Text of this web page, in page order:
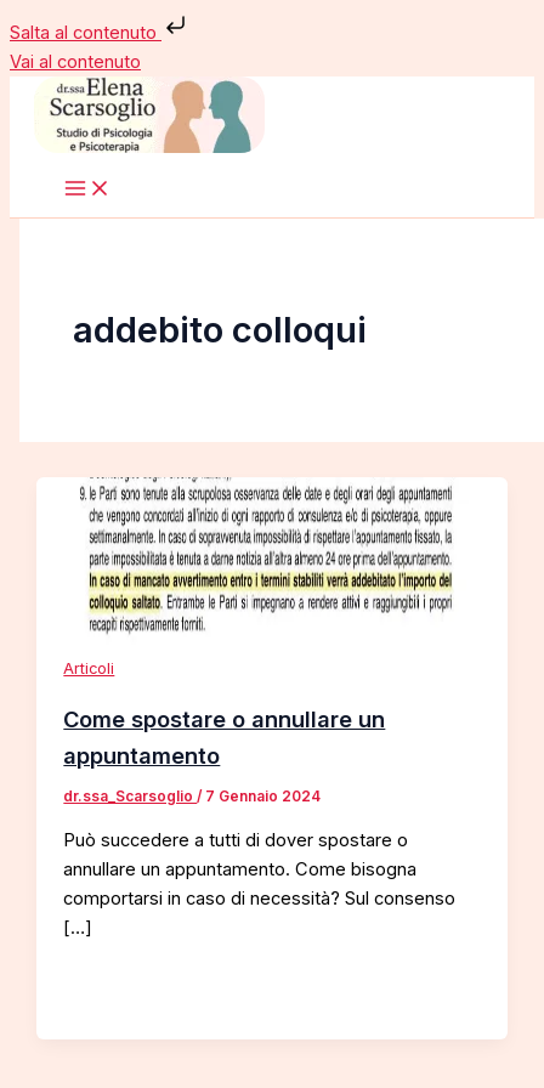
Salta al contenuto
Vai al contenuto
addebito colloqui
Articoli
Come spostare o annullare un
appuntamento
dr.ssa_Scarsoglio/ 7 Gennaio 2024
Può succedere a tutti di dover spostare o
annullare un appuntamento. Come bisogna
comportarsi in caso di necessità? Sul consenso
[…]